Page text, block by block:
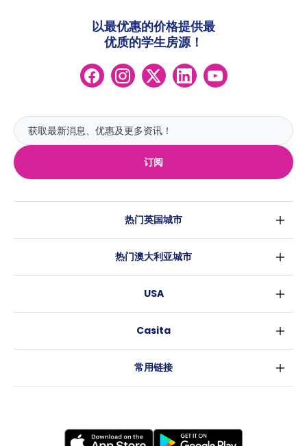
订阅
以最优惠的价格提供最
优质的学生房源！
热门英国城市
伦敦
爱丁堡
利兹
考文垂
热门澳大利亚城市
布里斯班
阿德莱德
USA
洛杉矶
Casita
常用链接